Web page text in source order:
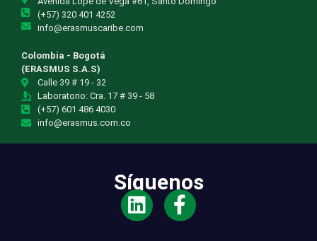
(+57) 320 401 4252
info@erasmuscaribe.com
Colombia - Bogotá
(ERASMUS S.A.S)
Calle 39 # 19 - 32
Laboratorio: Cra. 17 # 39 - 58
(+57) 601 486 4030
info@erasmus.com.co
Síguenos